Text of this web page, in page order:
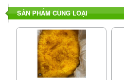
SẢN PHẨM CÙNG LOẠI